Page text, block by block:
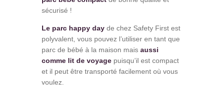
sécurisé !
Le parc happy day de chez Safety First est
polyvalent, vous pouvez l’utiliser en tant que
parc de bébé à la maison mais aussi
comme lit de voyage puisqu’il est compact
et il peut être transporté facilement où vous
voulez.